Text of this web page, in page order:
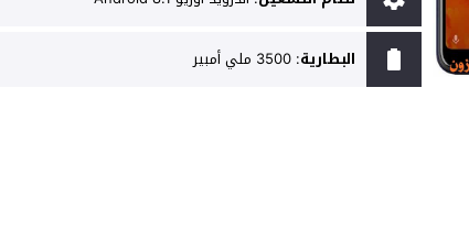
البطارية: 3500 ملي أمبير